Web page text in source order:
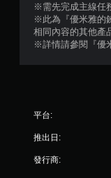
※需先完成主線任
※此為『優米雅的
相同內容的其他產
※詳情請參閱『優
平台:
推出日:
發行商: